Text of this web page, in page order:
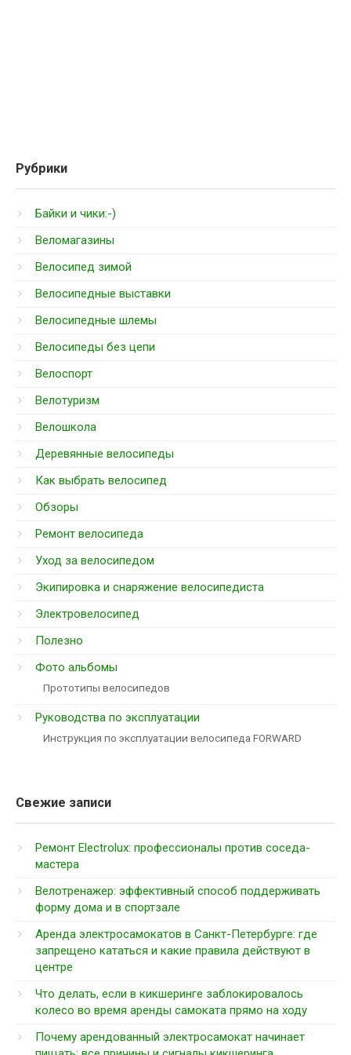
Рубрики
Байки и чики:-)
Веломагазины
Велосипед зимой
Велосипедные выставки
Велосипедные шлемы
Велосипеды без цепи
Велоспорт
Велотуризм
Велошкола
Деревянные велосипеды
Как выбрать велосипед
Обзоры
Ремонт велосипеда
Уход за велосипедом
Экипировка и снаряжение велосипедиста
Электровелосипед
Полезно
Фото альбомы
Прототипы велосипедов
Руководства по эксплуатации
Инструкция по эксплуатации велосипеда FORWARD
Свежие записи
Ремонт Electrolux: профессионалы против соседа-
мастера
Велотренажер: эффективный способ поддерживать
форму дома и в спортзале
Аренда электросамокатов в Санкт-Петербурге: где
запрещено кататься и какие правила действуют в
центре
Что делать, если в кикшеринге заблокировалось
колесо во время аренды самоката прямо на ходу
Почему арендованный электросамокат начинает